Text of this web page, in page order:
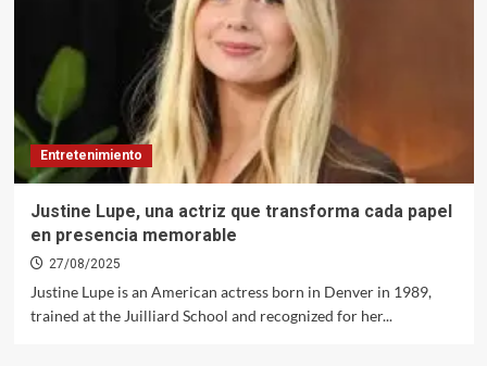
Entretenimiento
Justine Lupe, una actriz que transforma cada papel
en presencia memorable
27/08/2025
Justine Lupe is an American actress born in Denver in 1989,
trained at the Juilliard School and recognized for her...